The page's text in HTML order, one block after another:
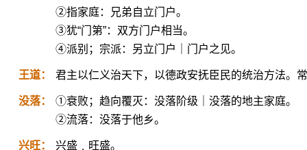
②指家庭：兄弟自立门户。
③犹“门第”：双方门户相当。
④派别；宗派：另立门户｜门户之见。
王道： 君主以仁义治天下，以德政安抚臣民的统治方法。
没落：
①衰败；趋向覆灭：没落阶级｜没落的地主家庭。
②流落：没落于他乡。
兴旺： 兴盛﹐旺盛。